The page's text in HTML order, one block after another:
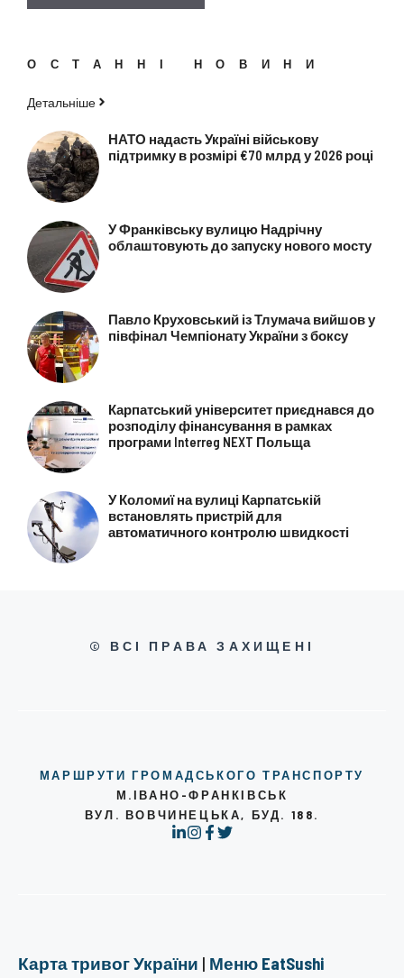
ОСТАННІ НОВИНИ
Детальніше
НАТО надасть Україні військову
підтримку в розмірі €70 млрд у 2026 році
У Франківську вулицю Надрічну
облаштовують до запуску нового мосту
Павло Круховський із Тлумача вийшов у
півфінал Чемпіонату України з боксу
Карпатський університет приєднався до
розподілу фінансування в рамках
програми Interreg NEXT Польща
У Коломиї на вулиці Карпатській
встановлять пристрій для
автоматичного контролю швидкості
© ВСІ ПРАВА ЗАХИЩЕНІ
МАРШРУТИ ГРОМАДСЬКОГО ТРАНСПОРТУ
М.ІВАНО-ФРАНКІВСЬК
ВУЛ. ВОВЧИНЕЦЬКА, БУД. 188.
Карта тривог України | Меню EatSushi